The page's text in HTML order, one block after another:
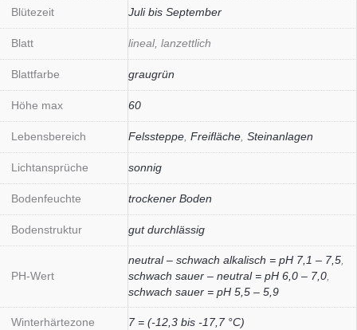
Blütezeit Juli bis September
Blatt lineal, lanzettlich
Blattfarbe graugrün
Höhe max 60
Lebensbereich Felssteppe Freifläche Steinanlagen
Lichtansprüche sonnig
Bodenfeuchte trockener Boden
Bodenstruktur gut durchlässig
PH-Wert
neutral – schwach alkalisch = pH 7,1 – 7,5
schwach sauer – neutral = pH 6,0 – 7,0
schwach sauer = pH 5,5 – 5,9
Winterhärtezone 7 = (-12,3 bis -17,7 °C)